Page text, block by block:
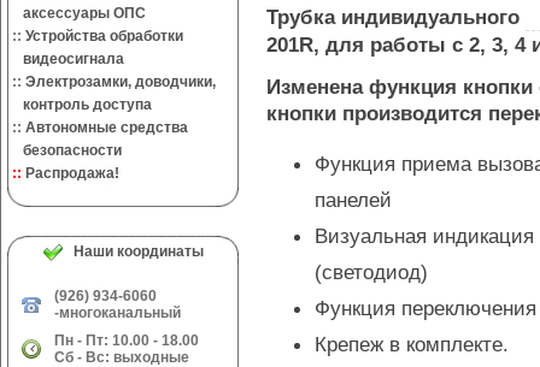
аксессуары ОПС
:: Устройства обработки
видеосигнала
:: Электрозамки, доводчики,
контроль доступа
:: Автономные средства
безопасности
:: Распродажа!
Наши координаты
(926) 934-6060
-многоканальный
Пн - Пт: 10.00 - 18.00
Сб - Вс: выходные
Трубка индивидуального
201R, для работы с 2, 3,
Изменена функция
кнопки производится
Функция приема
панелей
Визуальная
(светодиод)
Функция
Крепеж в комплекте.